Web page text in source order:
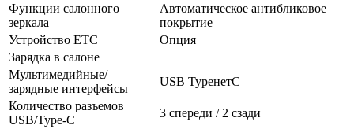
Функции салонного
зеркала
Автоматическое антибликовое
покрытие
Устройство ETC
Опция
Зарядка в салоне
Мультимедийные/
зарядные интерфейсы
USB TypeнетC
Количество разъемов
USB/Type-C
3 спереди / 2 сзади